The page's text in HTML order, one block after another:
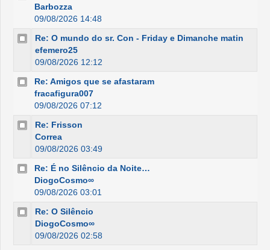
Barbozza
09/08/2026 14:48
Re: O mundo do sr. Con - Friday e Dimanche matin
efemero25
09/08/2026 12:12
Re: Amigos que se afastaram
fracafigura007
09/08/2026 07:12
Re: Frisson
Correa
09/08/2026 03:49
Re: É no Silêncio da Noite…
DiogoCosmo∞
09/08/2026 03:01
Re: O Silêncio
DiogoCosmo∞
09/08/2026 02:58